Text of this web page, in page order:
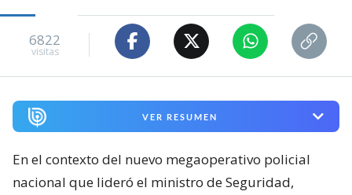
6822
visitas
VER RESUMEN
En el contexto del nuevo megaoperativo policial
nacional que lideró el ministro de Seguridad,